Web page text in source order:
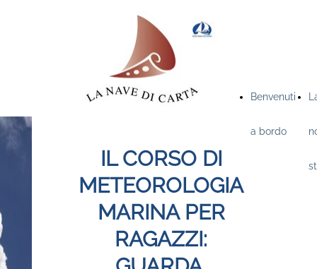
Benvenuti
a bordo
IL CORSO DI
METEOROLOGIA
MARINA PER
RAGAZZI: